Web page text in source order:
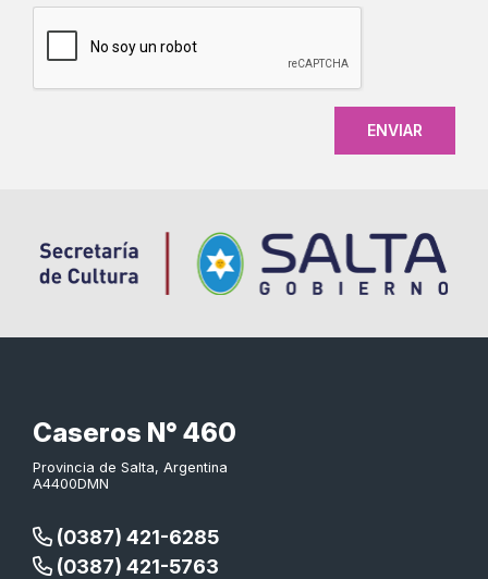
Caseros N° 460
Provincia de Salta, Argentina
A4400DMN
(0387) 421-6285
(0387) 421-5763